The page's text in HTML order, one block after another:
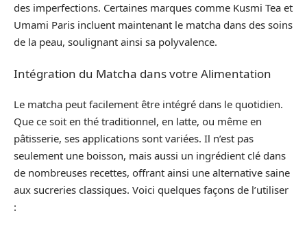
des imperfections. Certaines marques comme Kusmi Tea et
Umami Paris incluent maintenant le matcha dans des soins
de la peau, soulignant ainsi sa polyvalence.
Intégration du Matcha dans votre Alimentation
Le matcha peut facilement être intégré dans le quotidien.
Que ce soit en thé traditionnel, en latte, ou même en
pâtisserie, ses applications sont variées. Il n’est pas
seulement une boisson, mais aussi un ingrédient clé dans
de nombreuses recettes, offrant ainsi une alternative saine
aux sucreries classiques. Voici quelques façons de l’utiliser
: